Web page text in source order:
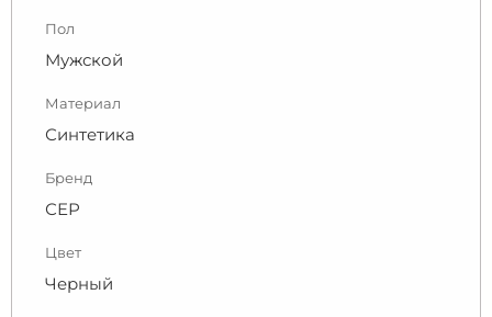
Пол
Мужской
Материал
Синтетика
Бренд
СЕР
Цвет
Черный